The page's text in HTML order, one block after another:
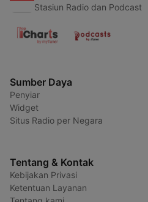
Stasiun Radio dan Podcast
Sumber Daya
Penyiar
Widget
Situs Radio per Negara
Tentang & Kontak
Kebijakan Privasi
Ketentuan Layanan